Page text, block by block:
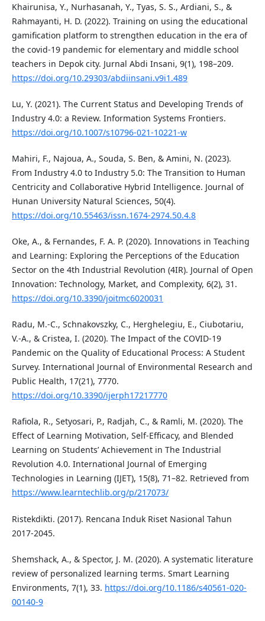
Khairunisa, Y., Nurhasanah, Y., Tyas, S. S., Ardiani, S., &
Rahmayanti, H. D. (2022). Training on using the educational
gamification platform to strengthen education in the era of
the covid-19 pandemic for elementary and middle school
teachers in Depok city. Jurnal Abdi Insani, 9(1), 198–209.
https://doi.org/10.29303/abdiinsani.v9i1.489
Lu, Y. (2021). The Current Status and Developing Trends of
Industry 4.0: a Review. Information Systems Frontiers.
https://doi.org/10.1007/s10796-021-10221-w
Mahiri, F., Najoua, A., Souda, S. Ben, & Amini, N. (2023).
From Industry 4.0 to Industry 5.0: The Transition to Human
Centricity and Collaborative Hybrid Intelligence. Journal of
Hunan University Natural Sciences, 50(4).
https://doi.org/10.55463/issn.1674-2974.50.4.8
Oke, A., & Fernandes, F. A. P. (2020). Innovations in Teaching
and Learning: Exploring the Perceptions of the Education
Sector on the 4th Industrial Revolution (4IR). Journal of Open
Innovation: Technology, Market, and Complexity, 6(2), 31.
https://doi.org/10.3390/joitmc6020031
Radu, M.-C., Schnakovszky, C., Herghelegiu, E., Ciubotariu,
V.-A., & Cristea, I. (2020). The Impact of the COVID-19
Pandemic on the Quality of Educational Process: A Student
Survey. International Journal of Environmental Research and
Public Health, 17(21), 7770.
https://doi.org/10.3390/ijerph17217770
Rafiola, R., Setyosari, P., Radjah, C., & Ramli, M. (2020). The
Effect of Learning Motivation, Self-Efficacy, and Blended
Learning on Students’ Achievement in The Industrial
Revolution 4.0. International Journal of Emerging
Technologies in Learning (IJET), 15(8), 71–82. Retrieved from
https://www.learntechlib.org/p/217073/
Ristekdikti. (2017). Rencana Induk Riset Nasional Tahun
2017-2045.
Shemshack, A., & Spector, J. M. (2020). A systematic literature
review of personalized learning terms. Smart Learning
Environments, 7(1), 33. https://doi.org/10.1186/s40561-020-
00140-9